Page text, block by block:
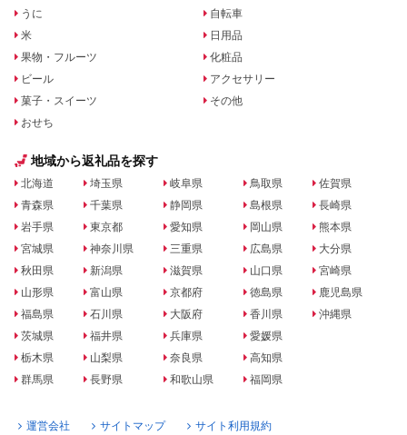
うに
米
果物・フルーツ
ビール
菓子・スイーツ
おせち
自転車
日用品
化粧品
アクセサリー
その他
地域から返礼品を探す
北海道
青森県
岩手県
宮城県
秋田県
山形県
福島県
茨城県
栃木県
群馬県
埼玉県
千葉県
東京都
神奈川県
新潟県
富山県
石川県
福井県
山梨県
長野県
岐阜県
静岡県
愛知県
三重県
滋賀県
京都府
大阪府
兵庫県
奈良県
和歌山県
鳥取県
島根県
岡山県
広島県
山口県
徳島県
香川県
愛媛県
高知県
福岡県
佐賀県
長崎県
熊本県
大分県
宮崎県
鹿児島県
沖縄県
運営会社 サイトマップ サイト利用規約